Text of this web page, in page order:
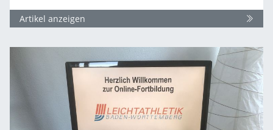
Artikel anzeigen